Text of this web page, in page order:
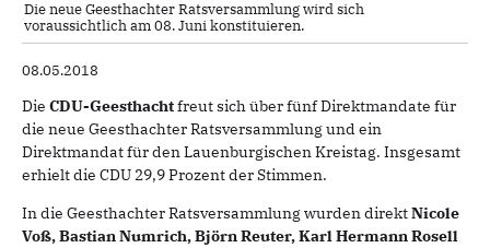
Die neue Geesthachter Ratsversammlung wird sich
voraussichtlich am 08. Juni konstituieren.
08.05.2018
Die CDU-Geesthachtfreut sich über fünf Direktmandate für
die neue Geesthachter Ratsversammlung und ein
Direktmandat für den Lauenburgischen Kreistag. Insgesamt
erhielt die CDU 29,9 Prozent der Stimmen.
In die Geesthachter Ratsversammlung wurden direktNicole
Voß, Bastian Numrich, Björn Reuter, Karl Hermann Rosell